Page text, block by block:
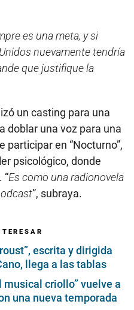
es una meta, y si
nuevamente tendría
que justifique la
un casting para una
doblar una voz para una
participar en “Nocturno”,
psicológico, donde
“Es como una radionovela
”, subraya.
escrita y dirigida
llega a las tablas
musical criollo” vuelve a
una nueva temporada